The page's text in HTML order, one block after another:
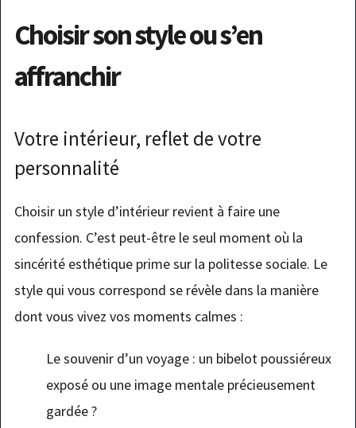
Choisir son style ou s’en
affranchir
Votre intérieur, reflet de votre
personnalité
Choisir un style d’intérieur revient à faire une
confession. C’est peut-être le seul moment où la
sincérité esthétique prime sur la politesse sociale. Le
style qui vous correspond se révèle dans la manière
dont vous vivez vos moments calmes :
Le souvenir d’un voyage : un bibelot poussiéreux
exposé ou une image mentale précieusement
gardée ?